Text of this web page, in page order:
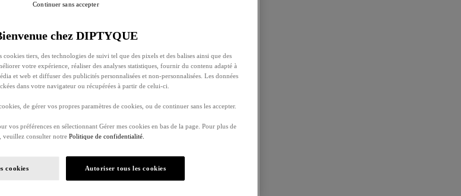
chez DIPTYQUE
tiers, des technologies de suivi tel que des pixels et des balises ainsi que des
votre expérience, réaliser des analyses statistiques, fournir du contenu adapté à
et web et diffuser des publicités personnalisées et non-personnalisées. Les données
dans votre navigateur ou récupérées à partir de celui-ci.
de gérer vos propres paramètres de cookies, ou de continuer sans les accepter.
vos préférences en sélectionnant Gérer mes cookies en bas de la page. Pour plus de
veuillez consulter notre Politique de confidentialité.
cookies Autoriser tous les cookies
Continuer sans accepter